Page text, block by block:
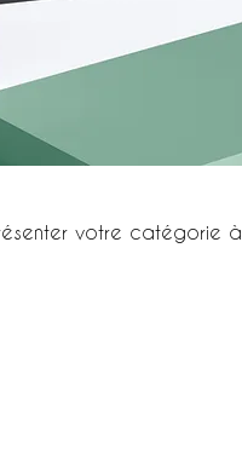
votre catégorie à